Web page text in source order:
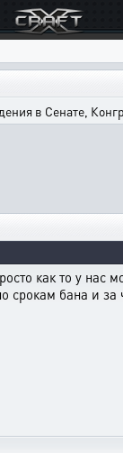
в Сенате,
как то у нас
срокам бана и за